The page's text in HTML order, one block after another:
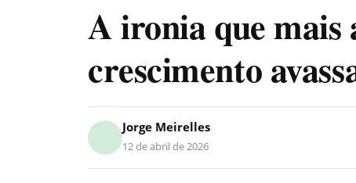
A ironia que
crescimento
Jorge Meirelles
12 de abril de 2026